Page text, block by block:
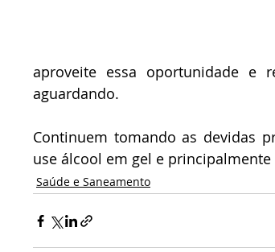
aproveite essa oportunidade e
aguardando.
Continuem tomando as devidas
use álcool em gel e
Saúde e Saneamento